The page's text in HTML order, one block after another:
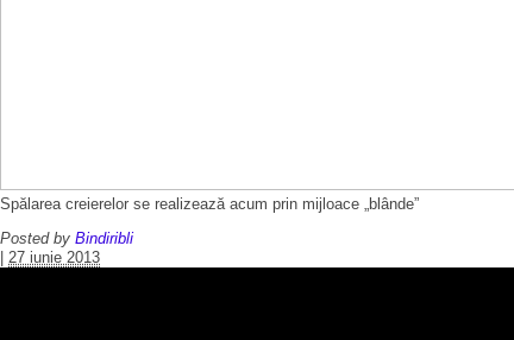
Spălarea creierelor se realizează acum prin mijloace „blânde”
Posted by Bindiribli
27 iunie 2013